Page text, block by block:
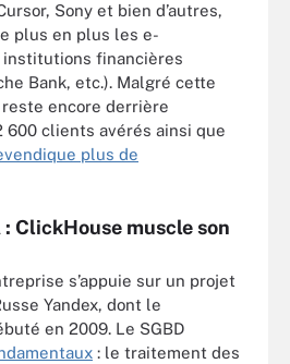
Sony et bien d’autres,
plus en plus les e-
financières
Bank, etc.). Malgré cette
encore derrière
600 clients avérés ainsi que
plus de
ClickHouse muscle son
s’appuie sur un projet
Yandex, dont le
en 2009. Le SGBD
: le traitement des